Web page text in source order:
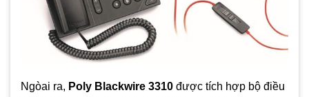
Ngòai ra, Poly Blackwire 3310 được tích hợp bộ điều